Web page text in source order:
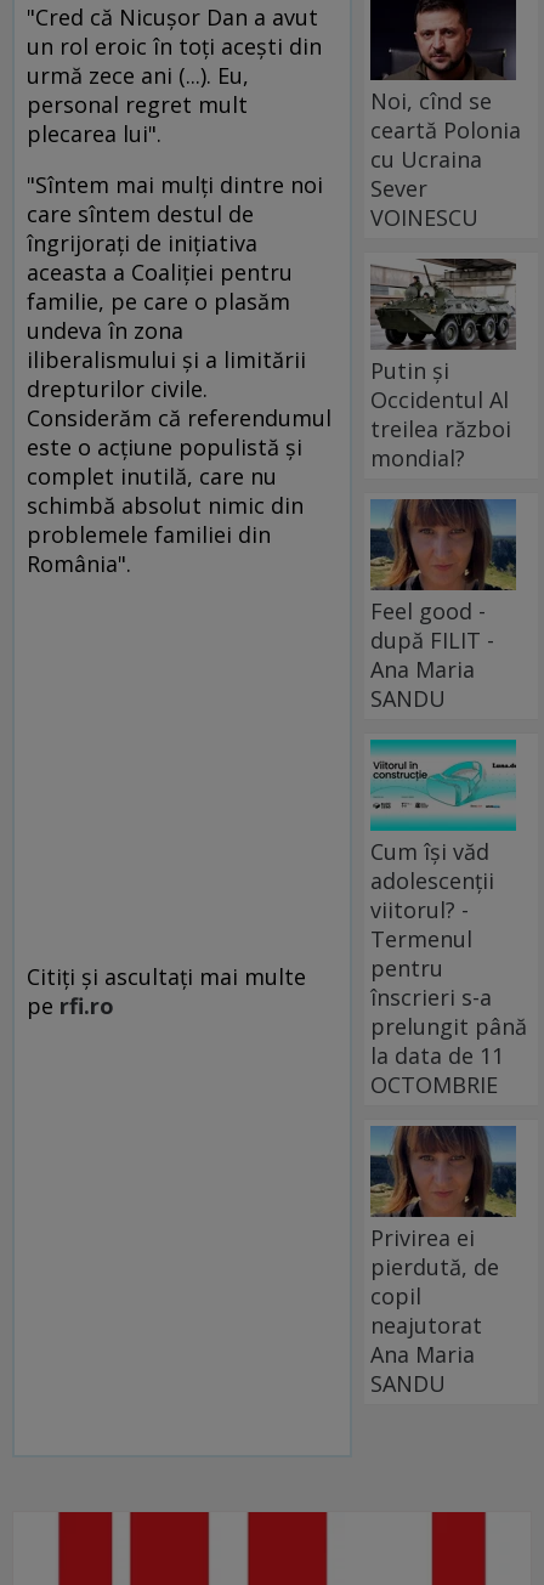
"Cred că Nicuşor Dan a avut
un rol eroic în toţi aceşti din
urmă zece ani (...). Eu,
personal regret mult
plecarea lui".
"Sîntem mai mulţi dintre noi
care sîntem destul de
îngrijoraţi de iniţiativa
aceasta a Coaliţiei pentru
familie, pe care o plasăm
undeva în zona
iliberalismului şi a limitării
drepturilor civile.
Considerăm că referendumul
este o acţiune populistă şi
complet inutilă, care nu
schimbă absolut nimic din
problemele familiei din
România".
Citiți și ascultați mai multe
pe rfi.ro
Noi, cînd se
ceartă Polonia
cu Ucraina
Sever
VOINESCU
Putin și
Occidentul Al
treilea război
mondial?
Feel good -
după FILIT -
Ana Maria
SANDU
Cum își văd
adolescenții
viitorul? -
Termenul
pentru
înscrieri s-a
prelungit până
la data de 11
OCTOMBRIE
Privirea ei
pierdută, de
copil
neajutorat
Ana Maria
SANDU